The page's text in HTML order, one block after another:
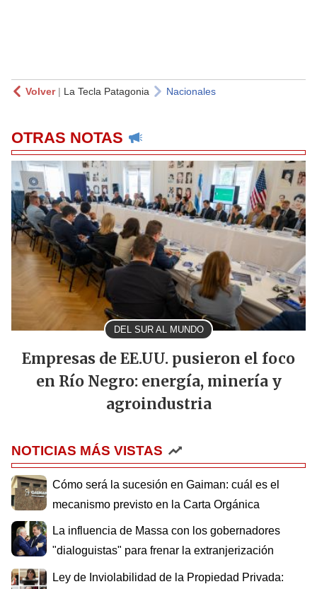
Volver| La Tecla Patagonia Nacionales
OTRAS NOTAS
DEL SUR AL MUNDO
Empresas de EE.UU. pusieron el foco
en Río Negro: energía, minería y
agroindustria
NOTICIAS MÁS VISTAS
Cómo será la sucesión en Gaiman: cuál es el
mecanismo previsto en la Carta Orgánica
La influencia de Massa con los gobernadores
"dialoguistas" para frenar la extranjerización
Ley de Inviolabilidad de la Propiedad Privada: